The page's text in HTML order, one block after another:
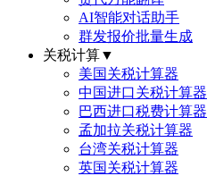
AI智能对话助手
群发报价批量生成
关税计算▼
美国关税计算器
中国进口关税计算器
巴西进口税费计算器
孟加拉关税计算器
台湾关税计算器
英国关税计算器